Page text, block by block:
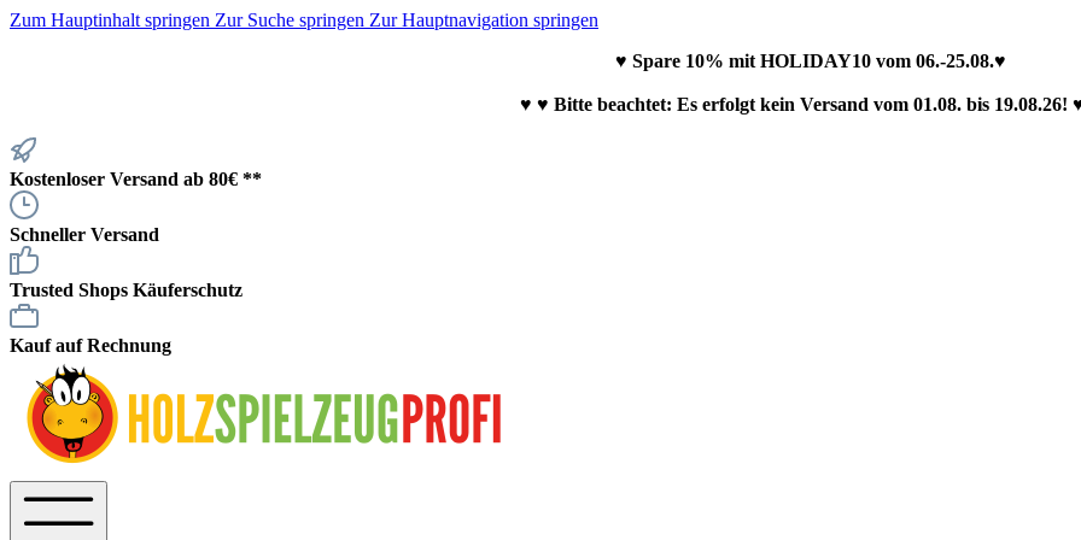
Zum Hauptinhalt springen Zur Suche springen Zur Hauptnavigation springen
♥ Spare 10% mit HOLIDAY10 vom 06.-25.08.♥
♥ ♥ Bitte beachtet: Es erfolgt kein Versand vom 01.08. bis 19.08.26!
Kostenloser Versand ab 80€ **
Schneller Versand
Trusted Shops Käuferschutz
Kauf auf Rechnung